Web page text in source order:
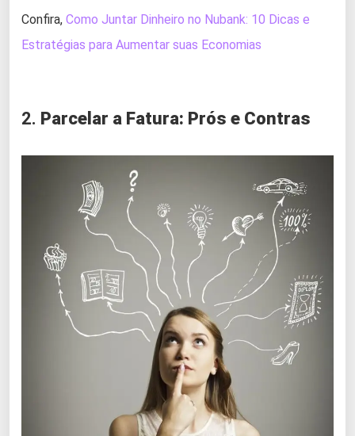
Confira, Como Juntar Dinheiro no Nubank: 10 Dicas e
Estratégias para Aumentar suas Economias
2. Parcelar a Fatura: Prós e Contras